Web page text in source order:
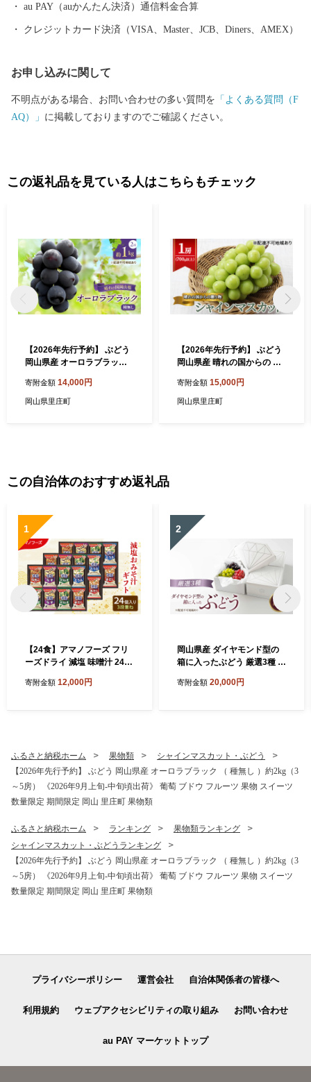
au PAY（auかんたん決済）通信料金合算
クレジットカード決済（VISA、Master、JCB、Diners、AMEX）
お申し込みに関して
不明点がある場合、お問い合わせの多い質問を 「よくある質問（F
AQ）」 に掲載しておりますのでご確認ください。
この返礼品を見ている人はこちらもチェック
【2026年先行予約】 ぶどう
岡山県産 オーロラブラック
《2026年9月上旬-中旬頃出
荷》 葡萄 ブドウ フルーツ 果
寄附金額 14,000円
岡山県里庄町
【2026年先行予約】 ぶどう
岡山県産 晴れの国からの 贈
（700g以上） 《2026年9月
上旬-10月中旬頃出荷》 葡萄
寄附金額 15,000円
岡山県里庄町
この自治体のおすすめ返礼品
1
【24食】アマノフーズ フリ
ーズドライ 減塩 味噌汁 24食
詰め合わせ 送料無料【ふる
寄附金額 12,000円
2
岡山県産 ダイヤモンド型の
箱に入ったぶどう 厳選3種 約
ーロラブラック マイハート
寄附金額 20,000円
ふるさと納税ホーム 果物類
シャインマスカット・ぶどう
【2026年先行予約】 ぶどう 岡山県産 オーロラブラック （ 種無し ）約2kg（3
～5房） 《2026年9月上旬-中旬頃出荷》 葡萄 ブドウ フルーツ 果物 スイーツ
数量限定 期間限定 岡山 里庄町 果物類
ふるさと納税ホーム ランキング
果物類ランキング
シャインマスカット・ぶどうランキング
【2026年先行予約】 ぶどう 岡山県産 オーロラブラック （ 種無し ）約2kg（3
～5房） 《2026年9月上旬-中旬頃出荷》 葡萄 ブドウ フルーツ 果物 スイーツ
数量限定 期間限定 岡山 里庄町 果物類
プライバシーポリシー 運営会社 自治体関係者の皆様へ
利用規約 ウェブアクセシビリティの取り組み お問い合わせ
au PAY マーケットトップ